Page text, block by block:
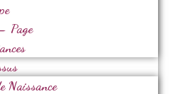
Page
Naissance